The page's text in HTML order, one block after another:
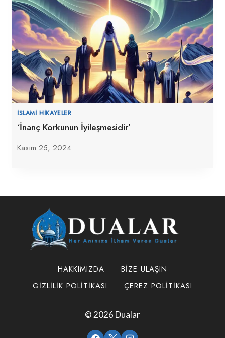
İSLAMI HIKAYELER
‘İnanç Korkunun İyileşmesidir’
Kasım 25, 2024
HAKKIMIZDA
BIZE ULAŞIN
GIZLILIK POLITIKASI
ÇEREZ POLITIKASI
© 2026 Dualar